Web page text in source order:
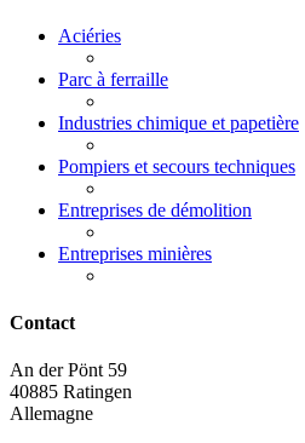
Aciéries
Parc à ferraille
Industries chimique et papetière
Pompiers et secours techniques
Entreprises de démolition
Entreprises minières
Contact
An der Pönt 59
40885 Ratingen
Allemagne